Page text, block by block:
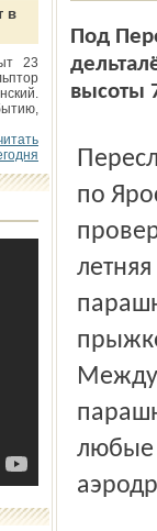
в
23
Под
высоты
Переславский межрайонный следственный отдел СУ СКР
по
любые